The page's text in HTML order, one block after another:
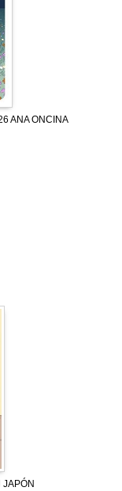
ANA ONCINA
JAPÓN